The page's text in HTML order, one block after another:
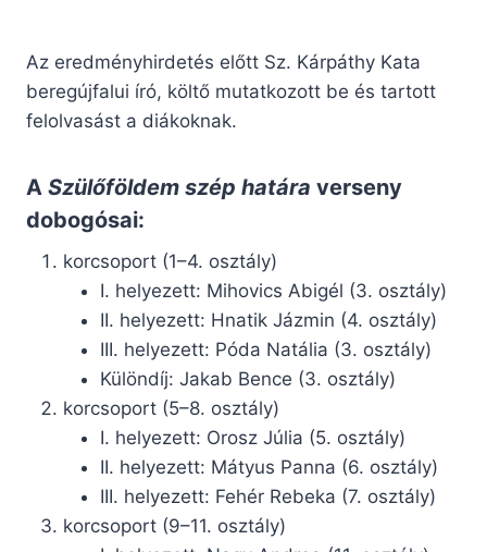
Az eredményhirdetés előtt Sz. Kárpáthy Kata
beregújfalui író, költő mutatkozott be és tartott
felolvasást a diákoknak.
A Szülőföldem szép határa verseny
dobogósai:
korcsoport (1–4. osztály)
I. helyezett: Mihovics Abigél (3. osztály)
II. helyezett: Hnatik Jázmin (4. osztály)
III. helyezett: Póda Natália (3. osztály)
Különdíj: Jakab Bence (3. osztály)
korcsoport (5–8. osztály)
I. helyezett: Orosz Júlia (5. osztály)
II. helyezett: Mátyus Panna (6. osztály)
III. helyezett: Fehér Rebeka (7. osztály)
korcsoport (9–11. osztály)